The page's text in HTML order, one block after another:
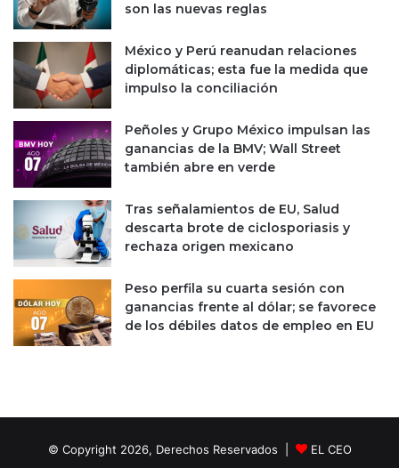
son las nuevas reglas
México y Perú reanudan relaciones
diplomáticas; esta fue la medida que
impulso la conciliación
Peñoles y Grupo México impulsan las
ganancias de la BMV; Wall Street
también abre en verde
Tras señalamientos de EU, Salud
descarta brote de ciclosporiasis y
rechaza origen mexicano
Peso perfila su cuarta sesión con
ganancias frente al dólar; se favorece
de los débiles datos de empleo en EU
© Copyright 2026, Derechos Reservados | EL CEO